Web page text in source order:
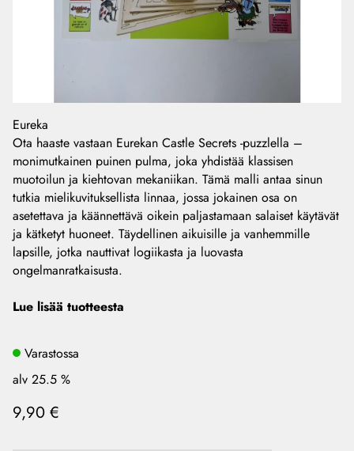
Eureka
Ota haaste vastaan Eurekan Castle Secrets -puzzlella –
monimutkainen puinen pulma, joka yhdistää klassisen
muotoilun ja kiehtovan mekaniikan. Tämä malli antaa sinun
tutkia mielikuvituksellista linnaa, jossa jokainen osa on
asetettava ja käännettävä oikein paljastamaan salaiset käytävät
ja kätketyt huoneet. Täydellinen aikuisille ja vanhemmille
lapsille, jotka nauttivat logiikasta ja luovasta
ongelmanratkaisusta.
Lue lisää tuotteesta
Varastossa
alv 25.5 %
9,90 €